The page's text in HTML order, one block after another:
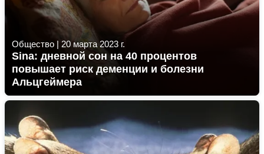
Общество | 20 марта 2023 г.
Sina: дневной сон на 40 процентов
повышает риск деменции и болезни
Альцгеймера